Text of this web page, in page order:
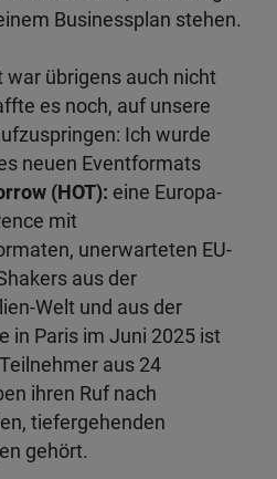
Businessplan stehen.
war übrigens auch nicht
es noch, auf unsere
Ich wurde
neuen Eventformats
(HOT): eine Europa-
mit
unerwarteten EU-
aus der
Welt und aus der
in Paris im Juni 2025 ist
aus 24
ihren Ruf nach
tiefergehenden
gehört.